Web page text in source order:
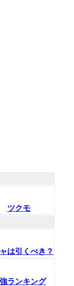
ツクモ
は引くべき？
ランキング